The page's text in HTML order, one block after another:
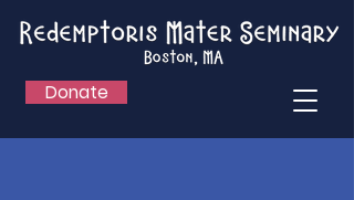
Donate